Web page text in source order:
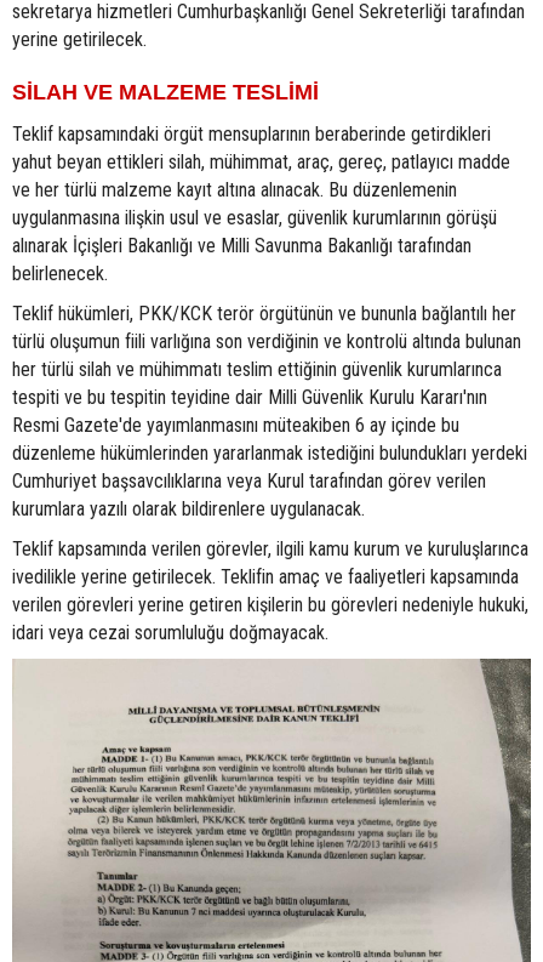
sekretarya hizmetleri Cumhurbaşkanlığı Genel Sekreterliği tarafından
yerine getirilecek.
SİLAH VE MALZEME TESLİMİ
Teklif kapsamındaki örgüt mensuplarının beraberinde getirdikleri
yahut beyan ettikleri silah, mühimmat, araç, gereç, patlayıcı madde
ve her türlü malzeme kayıt altına alınacak. Bu düzenlemenin
uygulanmasına ilişkin usul ve esaslar, güvenlik kurumlarının görüşü
alınarak İçişleri Bakanlığı ve Milli Savunma Bakanlığı tarafından
belirlenecek.
Teklif hükümleri, PKK/KCK terör örgütünün ve bununla bağlantılı her
türlü oluşumun fiili varlığına son verdiğinin ve kontrolü altında bulunan
her türlü silah ve mühimmatı teslim ettiğinin güvenlik kurumlarınca
tespiti ve bu tespitin teyidine dair Milli Güvenlik Kurulu Kararı'nın
Resmi Gazete'de yayımlanmasını müteakiben 6 ay içinde bu
düzenleme hükümlerinden yararlanmak istediğini bulundukları yerdeki
Cumhuriyet başsavcılıklarına veya Kurul tarafından görev verilen
kurumlara yazılı olarak bildirenlere uygulanacak.
Teklif kapsamında verilen görevler, ilgili kamu kurum ve kuruluşlarınca
ivedilikle yerine getirilecek. Teklifin amaç ve faaliyetleri kapsamında
verilen görevleri yerine getiren kişilerin bu görevleri nedeniyle hukuki,
idari veya cezai sorumluluğu doğmayacak.